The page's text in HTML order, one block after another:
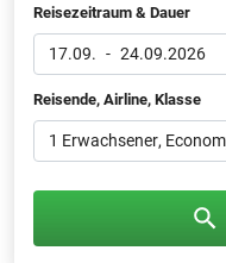
Reisezeitraum & Dauer
17.09. - 24.09.2026
Reisende, Airline, Klasse
1 Erwachsener,